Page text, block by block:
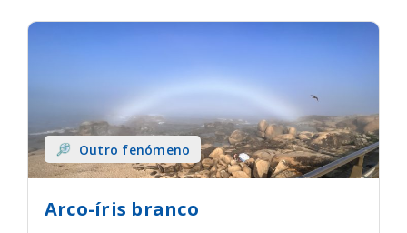
Outro fenómeno
Arco-íris branco